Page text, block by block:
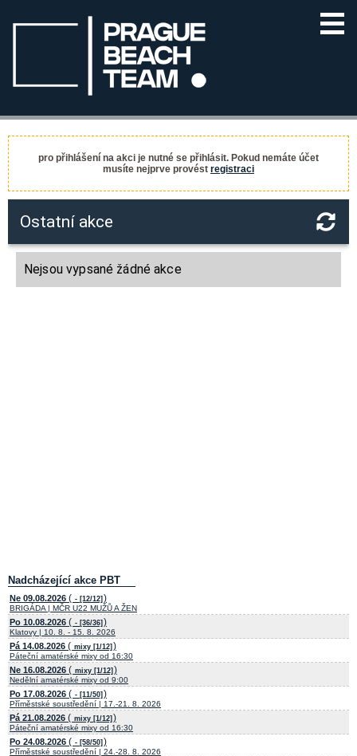
pro přihlášení na akci je nutné se přihlásit. Pokud nemáte účet
musíte nejprve provést registraci
Nadcházející akce PBT
Ne 09.08.2026 ( - [12/12] )
BRIGÁDA | MČR U22 MUŽŮ A ŽEN
Po 10.08.2026 ( - [36/36] )
Klatovy | 10. 8. - 15. 8. 2026
Pá 14.08.2026 ( mixy [1/12] )
Páteční amatérské mixy od 16:30
Ne 16.08.2026 ( mixy [1/12] )
Nedělní amatérské mixy od 9:00
Po 17.08.2026 ( - [11/50] )
Příměstské soustředění | 17.-21. 8. 2026
Pá 21.08.2026 ( mixy [1/12] )
Páteční amatérské mixy od 16:30
Po 24.08.2026 ( - [58/50] )
Příměstské soustředění | 24.-28. 8. 2026